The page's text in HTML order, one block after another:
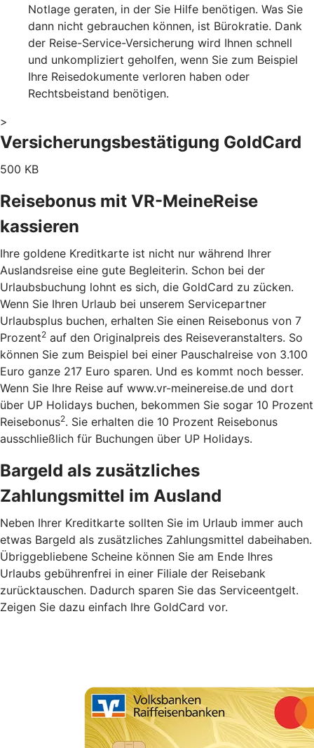
Notlage geraten, in der Sie Hilfe benötigen. Was Sie
dann nicht gebrauchen können, ist Bürokratie. Dank
der Reise-Service-Versicherung wird Ihnen schnell
und unkompliziert geholfen, wenn Sie zum Beispiel
Ihre Reisedokumente verloren haben oder
Rechtsbeistand benötigen.
>
Versicherungsbestätigung GoldCard
500 KB
Reisebonus mit VR-MeineReise
kassieren
Ihre goldene Kreditkarte ist nicht nur während Ihrer
Auslandsreise eine gute Begleiterin. Schon bei der
Urlaubsbuchung lohnt es sich, die GoldCard zu zücken.
Wenn Sie Ihren Urlaub bei unserem Servicepartner
Urlaubsplus buchen, erhalten Sie einen Reisebonus von 7
Prozent2 auf den Originalpreis des Reiseveranstalters. So
können Sie zum Beispiel bei einer Pauschalreise von 3.100
Euro ganze 217 Euro sparen. Und es kommt noch besser.
Wenn Sie Ihre Reise auf www.vr-meinereise.de und dort
über UP Holidays buchen, bekommen Sie sogar 10 Prozent
Reisebonus2. Sie erhalten die 10 Prozent Reisebonus
ausschließlich für Buchungen über UP Holidays.
Bargeld als zusätzliches
Zahlungsmittel im Ausland
Neben Ihrer Kreditkarte sollten Sie im Urlaub immer auch
etwas Bargeld als zusätzliches Zahlungsmittel dabeihaben.
Übriggebliebene Scheine können Sie am Ende Ihres
Urlaubs gebührenfrei in einer Filiale der Reisebank
zurücktauschen. Dadurch sparen Sie das Serviceentgelt.
Zeigen Sie dazu einfach Ihre GoldCard vor.